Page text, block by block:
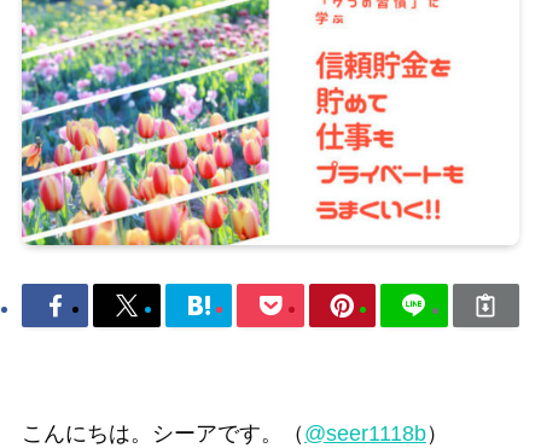
こんにちは。シーアです。（ @seer1118b）